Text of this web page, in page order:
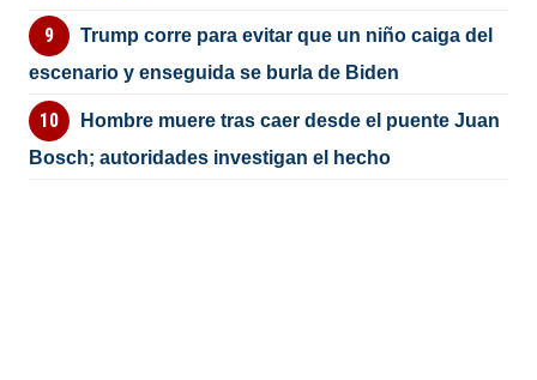
Trump corre para evitar que un niño caiga del
escenario y enseguida se burla de Biden
Hombre muere tras caer desde el puente Juan
Bosch; autoridades investigan el hecho